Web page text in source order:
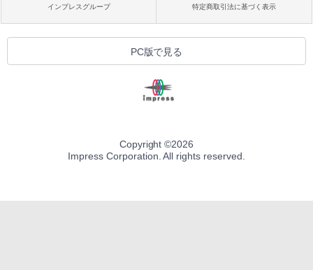
インプレスグループ 特定商取引法に基づく表示
PC版で見る
Copyright ©2026
Impress Corporation. All rights reserved.